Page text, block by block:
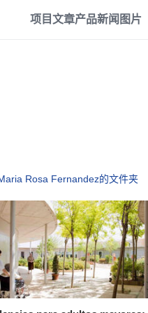
项目文章产品新闻 图片
Rosa Fernandez的文件夹